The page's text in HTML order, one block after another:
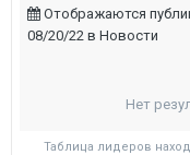
Отображаются
08/20/22 в Новости
Нет
Таблица лидеров